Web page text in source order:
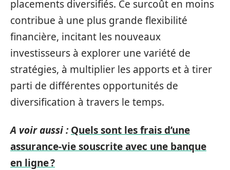
placements diversifiés. Ce surcoût en moins
contribue à une plus grande flexibilité
financière, incitant les nouveaux
investisseurs à explorer une variété de
stratégies, à multiplier les apports et à tirer
parti de différentes opportunités de
diversification à travers le temps.
A voir aussi : Quels sont les frais d’une
assurance-vie souscrite avec une banque
en ligne ?